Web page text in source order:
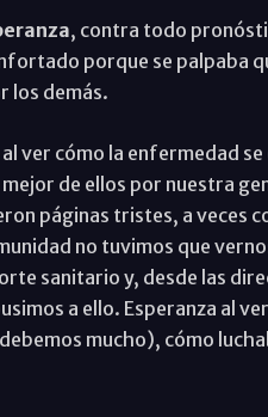
, contra todo
porque se palpaba
los demás.
al ver cómo la enfermedad
de ellos por nuestra
páginas tristes, a veces
no tuvimos que
sanitario y, desde las
a ello. Esperanza al
mucho), cómo